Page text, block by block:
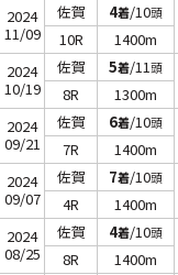
2024
11/09
佐賀 4着/10頭
10R
1400m
2024
10/19
佐賀 5着/11頭
8R
1300m
2024
09/21
佐賀 6着/10頭
7R
1400m
2024
09/07
佐賀 7着/10頭
4R
1400m
2024
08/25
佐賀 4着/10頭
8R
1400m